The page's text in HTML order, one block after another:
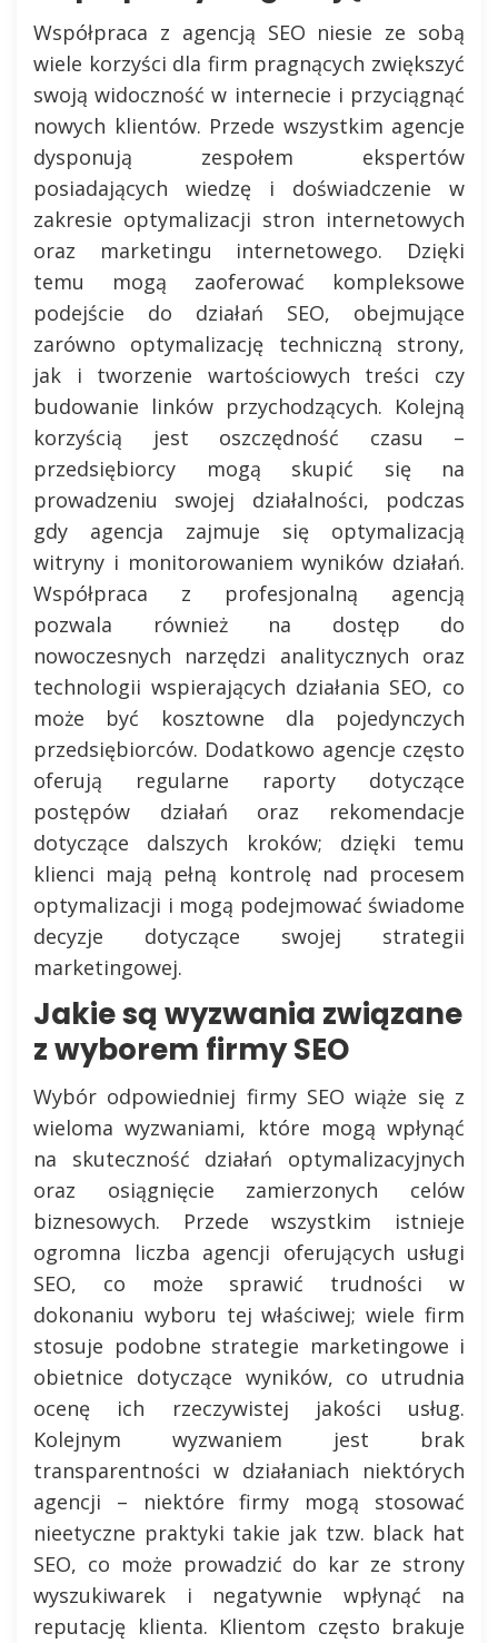
Współpraca z agencją SEO niesie ze sobą
wiele korzyści dla firm pragnących zwiększyć
swoją widoczność w internecie i przyciągnąć
nowych klientów. Przede wszystkim agencje
dysponują zespołem ekspertów
posiadających wiedzę i doświadczenie w
zakresie optymalizacji stron internetowych
oraz marketingu internetowego. Dzięki
temu mogą zaoferować kompleksowe
podejście do działań SEO, obejmujące
zarówno optymalizację techniczną strony,
jak i tworzenie wartościowych treści czy
budowanie linków przychodzących. Kolejną
korzyścią jest oszczędność czasu –
przedsiębiorcy mogą skupić się na
prowadzeniu swojej działalności, podczas
gdy agencja zajmuje się optymalizacją
witryny i monitorowaniem wyników działań.
Współpraca z profesjonalną agencją
pozwala również na dostęp do
nowoczesnych narzędzi analitycznych oraz
technologii wspierających działania SEO, co
może być kosztowne dla pojedynczych
przedsiębiorców. Dodatkowo agencje często
oferują regularne raporty dotyczące
postępów działań oraz rekomendacje
dotyczące dalszych kroków; dzięki temu
klienci mają pełną kontrolę nad procesem
optymalizacji i mogą podejmować świadome
decyzje dotyczące swojej strategii
marketingowej.
Jakie są wyzwania związane
z wyborem firmy SEO
Wybór odpowiedniej firmy SEO wiąże się z
wieloma wyzwaniami, które mogą wpłynąć
na skuteczność działań optymalizacyjnych
oraz osiągnięcie zamierzonych celów
biznesowych. Przede wszystkim istnieje
ogromna liczba agencji oferujących usługi
SEO, co może sprawić trudności w
dokonaniu wyboru tej właściwej; wiele firm
stosuje podobne strategie marketingowe i
obietnice dotyczące wyników, co utrudnia
ocenę ich rzeczywistej jakości usług.
Kolejnym wyzwaniem jest brak
transparentności w działaniach niektórych
agencji – niektóre firmy mogą stosować
nieetyczne praktyki takie jak tzw. black hat
SEO, co może prowadzić do kar ze strony
wyszukiwarek i negatywnie wpłynąć na
reputację klienta. Klientom często brakuje